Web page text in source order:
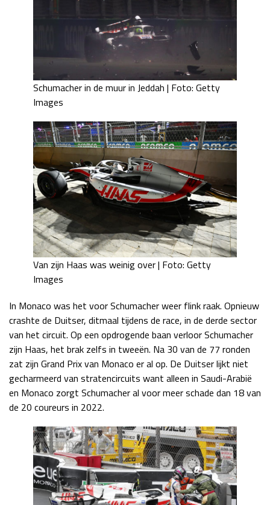
Schumacher in de muur in Jeddah | Foto: Getty
Images
Van zijn Haas was weinig over | Foto: Getty
Images
In Monaco was het voor Schumacher weer flink raak. Opnieuw
crashte de Duitser, ditmaal tijdens de race, in de derde sector
van het circuit. Op een opdrogende baan verloor Schumacher
zijn Haas, het brak zelfs in tweeën. Na 30 van de 77 ronden
zat zijn Grand Prix van Monaco er al op. De Duitser lijkt niet
gecharmeerd van stratencircuits want alleen in Saudi-Arabië
en Monaco zorgt Schumacher al voor meer schade dan 18 van
de 20 coureurs in 2022.